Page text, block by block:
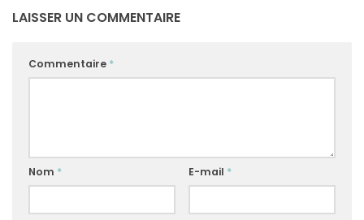
LAISSER UN COMMENTAIRE
Commentaire *
Nom * E-mail *